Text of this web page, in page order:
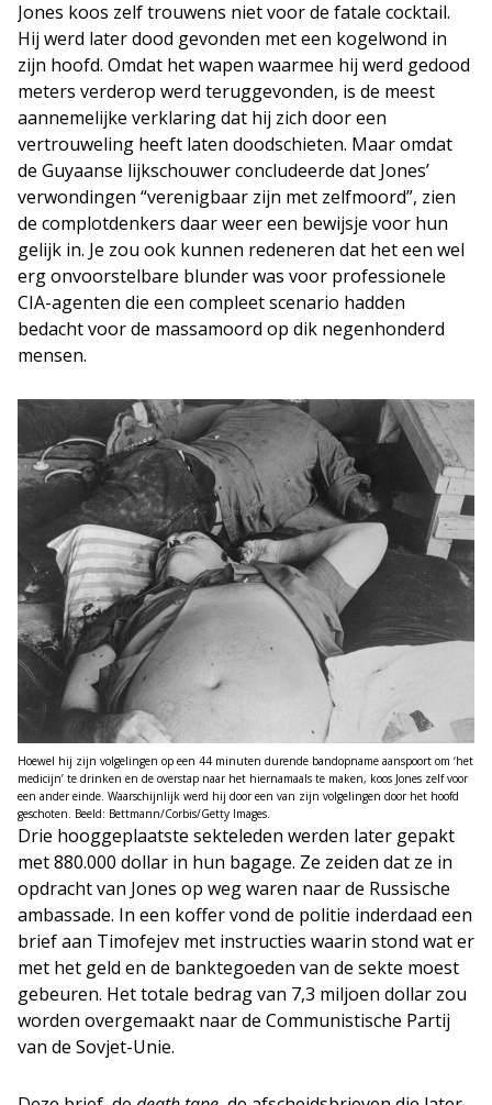
Jones koos zelf trouwens niet voor de fatale cocktail.
Hij werd later dood gevonden met een kogelwond in
zijn hoofd. Omdat het wapen waarmee hij werd gedood
meters verderop werd teruggevonden, is de meest
aannemelijke verklaring dat hij zich door een
vertrouweling heeft laten doodschieten. Maar omdat
de Guyaanse lijkschouwer concludeerde dat Jones’
verwondingen “verenigbaar zijn met zelfmoord”, zien
de complotdenkers daar weer een bewijsje voor hun
gelijk in. Je zou ook kunnen redeneren dat het een wel
erg onvoorstelbare blunder was voor professionele
CIA-agenten die een compleet scenario hadden
bedacht voor de massamoord op dik negenhonderd
mensen.
Hoewel hij zijn volgelingen op een 44 minuten durende bandopname aanspoort om ‘het
medicijn’ te drinken en de overstap naar het hiernamaals te maken, koos Jones zelf voor
een ander einde. Waarschijnlijk werd hij door een van zijn volgelingen door het hoofd
geschoten. Beeld: Bettmann/Corbis/Getty Images.
Drie hooggeplaatste sekteleden werden later gepakt
met 880.000 dollar in hun bagage. Ze zeiden dat ze in
opdracht van Jones op weg waren naar de Russische
ambassade. In een koffer vond de politie inderdaad een
brief aan Timofejev met instructies waarin stond wat er
met het geld en de banktegoeden van de sekte moest
gebeuren. Het totale bedrag van 7,3 miljoen dollar zou
worden overgemaakt naar de Communistische Partij
van de Sovjet-Unie.